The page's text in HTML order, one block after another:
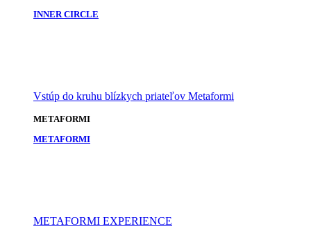
INNER CIRCLE
Vstúp do kruhu blízkych priateľov Metaformi
METAFORMI
METAFORMI
METAFORMI EXPERIENCE